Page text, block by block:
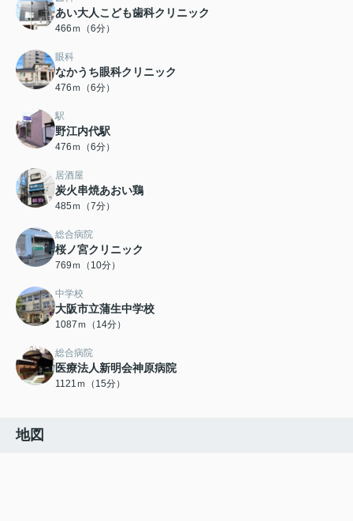
あい大人こども歯科クリニック
466ｍ（6分）
眼科
なかうち眼科クリニック
476ｍ（6分）
駅
野江内代駅
476ｍ（6分）
居酒屋
炭火串焼あおい鶏
485ｍ（7分）
総合病院
桜ノ宮クリニック
769ｍ（10分）
中学校
大阪市立蒲生中学校
1087ｍ（14分）
総合病院
医療法人新明会神原病院
1121ｍ（15分）
地図